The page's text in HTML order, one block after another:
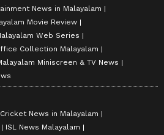
News in Malayalam
Movie Review
Web Series
Collection Malayalam
Miniscreen & TV News
Cricket News in Malayalam
ISL News Malayalam